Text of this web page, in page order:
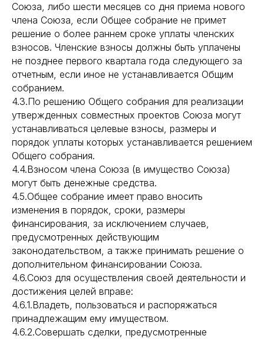
Союза, либо шести месяцев со дня приема нового
члена Союза, если Общее собрание не примет
решение о более раннем сроке уплаты членских
взносов. Членские взносы должны быть уплачены
не позднее первого квартала года следующего за
отчетным, если иное не устанавливается Общим
собранием.
4.3.По решению Общего собрания для реализации
утвержденных совместных проектов Союза могут
устанавливаться целевые взносы, размеры и
порядок уплаты которых устанавливается решением
Общего собрания.
4.4.Взносом члена Союза (в имущество Союза)
могут быть денежные средства.
4.5.Общее собрание имеет право вносить
изменения в порядок, сроки, размеры
финансирования, за исключением случаев,
предусмотренных действующим
законодательством, а также принимать решение о
дополнительном финансировании Союза.
4.6.Союз для осуществления своей деятельности и
достижения целей вправе:
4.6.1.Владеть, пользоваться и распоряжаться
принадлежащим ему имуществом.
4.6.2.Совершать сделки, предусмотренные